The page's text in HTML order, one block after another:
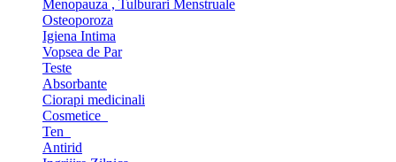
Menopauza , Tulburari Menstruale
Osteoporoza
Igiena Intima
Vopsea de Par
Teste
Absorbante
Ciorapi medicinali
Cosmetice
Ten
Antirid